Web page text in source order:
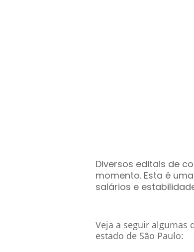
Diversos editais de
momento. Esta é
salários e
Veja a seguir algumas
estado de São Paulo: